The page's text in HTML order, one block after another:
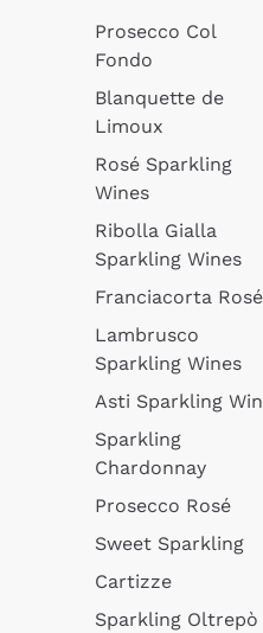
Prosecco Col
Fondo
Blanquette de
Limoux
Rosé Sparkling
Wines
Ribolla Gialla
Sparkling Wines
Franciacorta Rosé
Lambrusco
Sparkling Wines
Asti Sparkling
Sparkling
Chardonnay
Prosecco Rosé
Sweet Sparkling
Cartizze
Sparkling Oltrepò